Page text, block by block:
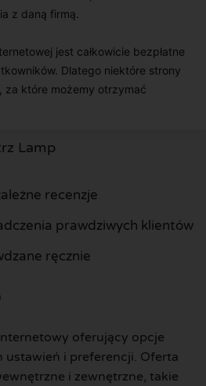
z daną firmą.
jest całkowicie bezpłatne
Dlatego niektóre strony
za które możemy otrzymać
Lamp
recenzje
prawdziwych klientów
ręcznie
oferujący opcje
ustawień i preferencji. Oferta
i zewnętrzne, takie